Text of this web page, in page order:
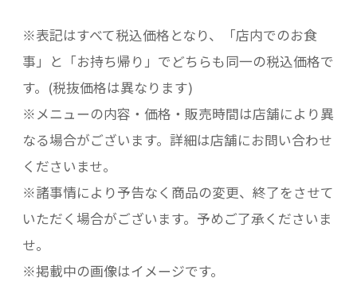
※表記はすべて税込価格となり、「店内でのお食
事」と「お持ち帰り」でどちらも同一の税込価格で
す。(税抜価格は異なります)
※メニューの内容・価格・販売時間は店舗により異
なる場合がございます。詳細は店舗にお問い合わせ
くださいませ。
※諸事情により予告なく商品の変更、終了をさせて
いただく場合がございます。予めご了承くださいま
せ。
※掲載中の画像はイメージです。